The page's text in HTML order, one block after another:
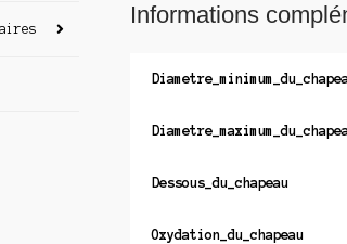
Informations
Dessous_du_chapeau
Oxydation_du_chapeau